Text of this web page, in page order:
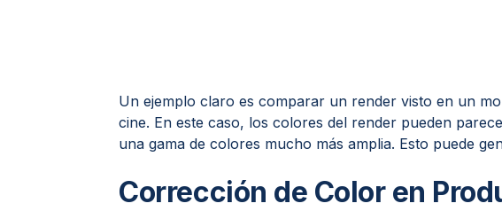
Un ejemplo claro es comparar un render visto en un
cine. En este caso, los colores del render pueden
una gama de colores mucho más amplia. Esto puede
Corrección de Color en